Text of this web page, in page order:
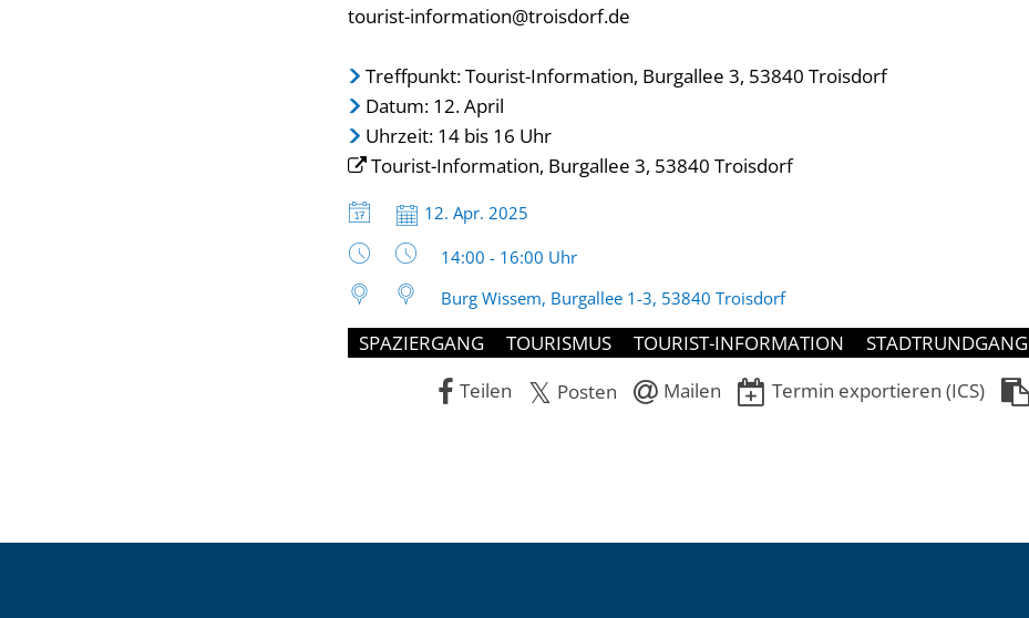
tourist-information@troisdorf.de
Treffpunkt: Tourist-Information, Burgallee 3, 53840 Troisdorf
Datum: 12. April
Uhrzeit: 14 bis 16 Uhr
Tourist-Information, Burgallee 3, 53840 Troisdorf
Datum:
12. Apr. 2025
Uhrzeit:
14:00 - 16:00 Uhr
Burg Wissem, Burgallee 1-3, 53840 Troisdorf
SPAZIERGANG TOURISMUS TOURIST-INFORMATION
STADTRUNDGANG
Teilen
Posten Mailen Termin exportieren (ICS)